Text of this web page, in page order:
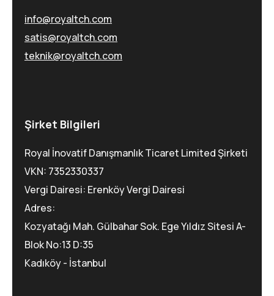
info@royaltch.com
satis@royaltch.com
teknik@royaltch.com
Şirket Bilgileri
Royal İnovatif Danışmanlık Ticaret Limited Şirketi
VKN: 7352330337
Vergi Dairesi: Erenköy Vergi Dairesi
Adres:
Kozyatağı Mah. Gülbahar Sok. Ege Yıldız Sitesi A-
Blok No:13 D:35
Kadıköy - İstanbul